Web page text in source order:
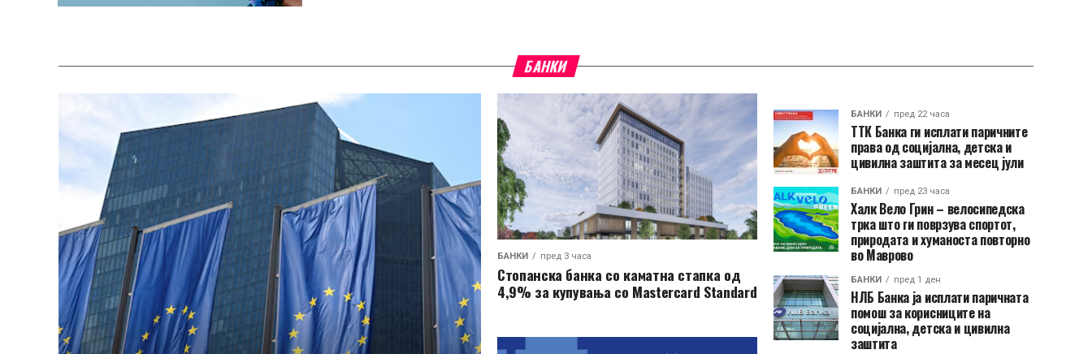
БАНКИ
БАНКИ пред 3 часа
Стопанска банка со каматна стапка од
4,9% за купувања со Mastercard Standard
БАНКИ пред 22 часа
ТТК Банка ги исплати паричните
права од социјална, детска и
цивилна заштита за месец јули
БАНКИ пред 23 часа
Халк Вело Грин – велосипедска
трка што ги поврзува спортот,
природата и хуманоста повторно
во Маврово
БАНКИ пред 1 ден
НЛБ Банка ја исплати паричната
помош за корисниците на
социјална, детска и цивилна
заштита